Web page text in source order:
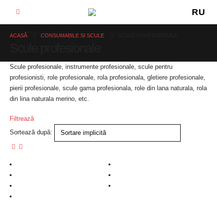
RU
ACASĂ CONSUMABILE SI SCULE
Scule profesionale, instrumente profesionale, scule pentru
profesionisti, role profesionale, rola profesionala, gletiere profesionale,
pierii profesionale, scule gama profesionala, role din lana naturala, rola
din lina naturala merino, etc.
Filtrează
Sortează după: